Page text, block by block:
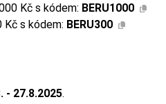
Kč s kódem: BERU1000
Kč s kódem: BERU300
- 27.8.2025.